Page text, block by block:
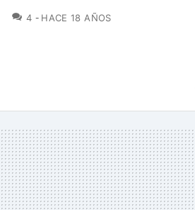
4 COMENTARIOS
HACE 18 AÑOS